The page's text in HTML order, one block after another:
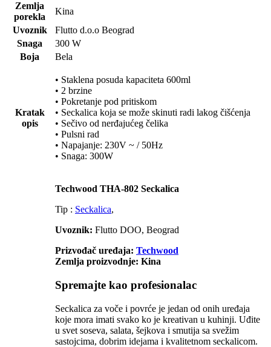
Zemlja
porekla
Kina
Uvoznik
Flutto d.o.o Beograd
Snaga
300 W
Boja
Bela
Kratak
opis
• Staklena posuda kapaciteta 600ml
• 2 brzine
• Pokretanje pod pritiskom
• Seckalica koja se može skinuti radi lakog čišćenja
• Sečivo od nerđajućeg čelika
• Pulsni rad
• Napajanje: 230V ~ / 50Hz
• Snaga: 300W
Techwood THA-802 Seckalica
Tip : Seckalica,
Uvoznik: Flutto DOO, Beograd
Prizvođač uređaja: Techwood
Zemlja proizvodnje: Kina
Spremajte kao profesionalac
Seckalica za voče i povrće je jedan od onih uređaja
koje mora imati svako ko je kreativan u kuhinji. Uđite
u svet soseva, salata, šejkova i smutija sa svežim
sastojcima, dobrim idejama i kvalitetnom seckalicom.